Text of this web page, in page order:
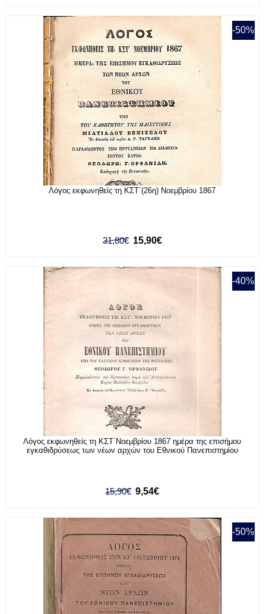
-50%
Λόγος εκφωνηθείς τη ΚΣΤ΄(26η) Νοεμβρίου 1867
31,80€ 15,90€
-40%
Λόγος εκφωνηθείς τη ΚΣΤ΄Νοεμβρίου 1867 ημέρα της επισήμου
εγκαθιδρύσεως των νέων αρχών του Εθνικού Πανεπιστημίου
15,90€ 9,54€
-50%